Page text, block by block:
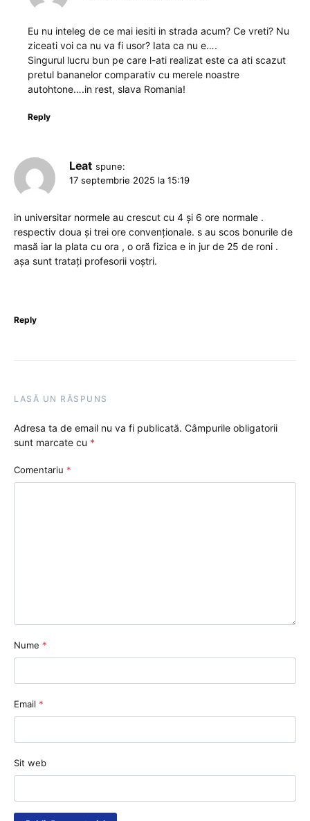
Eu nu inteleg de ce mai iesiti in strada acum? Ce vreti? Nu
ziceati voi ca nu va fi usor? Iata ca nu e….
Singurul lucru bun pe care l-ati realizat este ca ati scazut
pretul bananelor comparativ cu merele noastre
autohtone….in rest, slava Romania!
Reply
Leat spune:
17 septembrie 2025 la 15:19
in universitar normele au crescut cu 4 și 6 ore normale .
respectiv doua și trei ore convenționale. s au scos bonurile de
masă iar la plata cu ora , o oră fizica e in jur de 25 de roni .
așa sunt tratați profesorii voștri.
Reply
LASĂ UN RĂSPUNS
Adresa ta de email nu va fi publicată. Câmpurile obligatorii
sunt marcate cu *
Comentariu *
Nume *
Email *
Sit web